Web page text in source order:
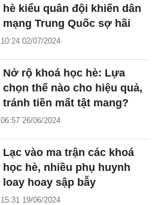
hè kiểu quân đội khiến dân
mạng Trung Quốc sợ hãi
10:24 02/07/2024
Nở rộ khoá học hè: Lựa
chọn thế nào cho hiệu quả,
tránh tiền mất tật mang?
06:57 26/06/2024
Lạc vào ma trận các khoá
học hè, nhiều phụ huynh
loay hoay sập bẫy
15:31 19/06/2024